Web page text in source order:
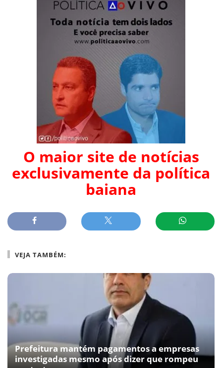
O maior site de notícias
exclusivamente da política
baiana
VEJA TAMBÉM:
Prefeitura mantém pagamentos a empresas
investigadas mesmo após dizer que rompeu